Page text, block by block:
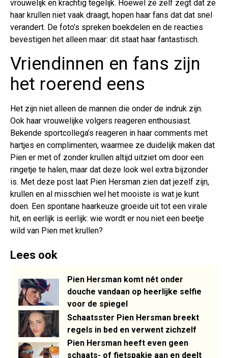
vrouwelijk en krachtig tegelijk. Hoewel ze zelf zegt dat ze
haar krullen niet vaak draagt, hopen haar fans dat dat snel
verandert. De foto’s spreken boekdelen en de reacties
bevestigen het alleen maar: dit staat haar fantastisch.
Vriendinnen en fans zijn
het roerend eens
Het zijn niet alleen de mannen die onder de indruk zijn.
Ook haar vrouwelijke volgers reageren enthousiast.
Bekende sportcollega’s reageren in haar comments met
hartjes en complimenten, waarmee ze duidelijk maken dat
Pien er met of zonder krullen altijd uitziet om door een
ringetje te halen, maar dat deze look wel extra bijzonder
is. Met deze post laat Pien Hersman zien dat jezelf zijn,
krullen en al misschien wel het mooiste is wat je kunt
doen. Een spontane haarkeuze groeide uit tot een virale
hit, en eerlijk is eerlijk: wie wordt er nou niet een beetje
wild van Pien met krullen?
Lees ook
Pien Hersman komt nét onder
douche vandaan op heerlijke selfie
voor de spiegel
Schaatsster Pien Hersman breekt
regels in bed en verwent zichzelf
Pien Hersman heeft even geen
schaats- of fietspakje aan en deelt